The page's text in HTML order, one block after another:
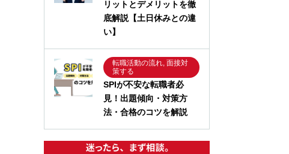
リットとデメリットを徹
底解説【土日休みとの違
い】
転職活動の流れ, 面接対
策する
SPIが不安な転職者必
見！出題傾向・対策方
法・合格のコツを解説